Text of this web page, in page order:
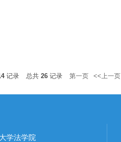
记录 总共 26 记录 第一页 <<上一页
学法学院